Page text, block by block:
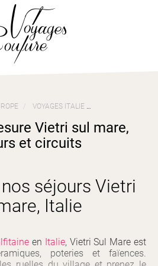
VOYAGES ITALIE
Vietri sul mare,
et circuits
séjours Vietri
Italie
en Italie, Vietri Sul Mare est
poteries et faïences.